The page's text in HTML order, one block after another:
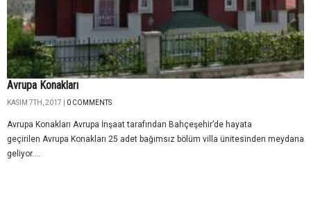
Avrupa Konakları
KASIM 7TH, 2017 | 0 COMMENTS
Avrupa Konakları Avrupa İnşaat tarafından Bahçeşehir’de hayata
geçirilen Avrupa Konakları 25 adet bağımsız bölüm villa ünitesinden meydana
geliyor....